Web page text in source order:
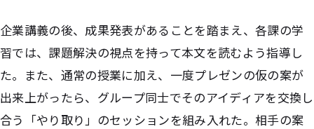
企業講義の後、成果発表があることを踏まえ、各課の学
習では、課題解決の視点を持って本文を読むよう指導し
た。また、通常の授業に加え、一度プレゼンの仮の案が
出来上がったら、グループ同士でそのアイディアを交換し
合う「やり取り」のセッションを組み入れた。相手の案